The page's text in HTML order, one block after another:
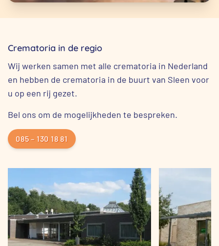
Crematoria in de regio
Wij werken samen met alle crematoria in Nederland
en hebben de crematoria in de buurt van Sleen voor
u op een rij gezet.
Bel ons om de mogelijkheden te bespreken.
085 – 130 18 81